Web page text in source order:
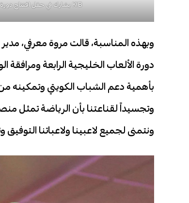
KIB يشارك في حفل افتتاح دورة الألعاب الخليجية الرابعة بقطر ويواكب انطلاقة الوفد الرياضي الكويتي
دورة الألعاب الخليجية الرابعة ومرافقة
بأهمية دعم الشباب الكويتي وتمكينه
وتجسيداً لقناعتنا بأن الرياضة تمثل
ونتمنى لجميع لاعبينا ولاعباتنا